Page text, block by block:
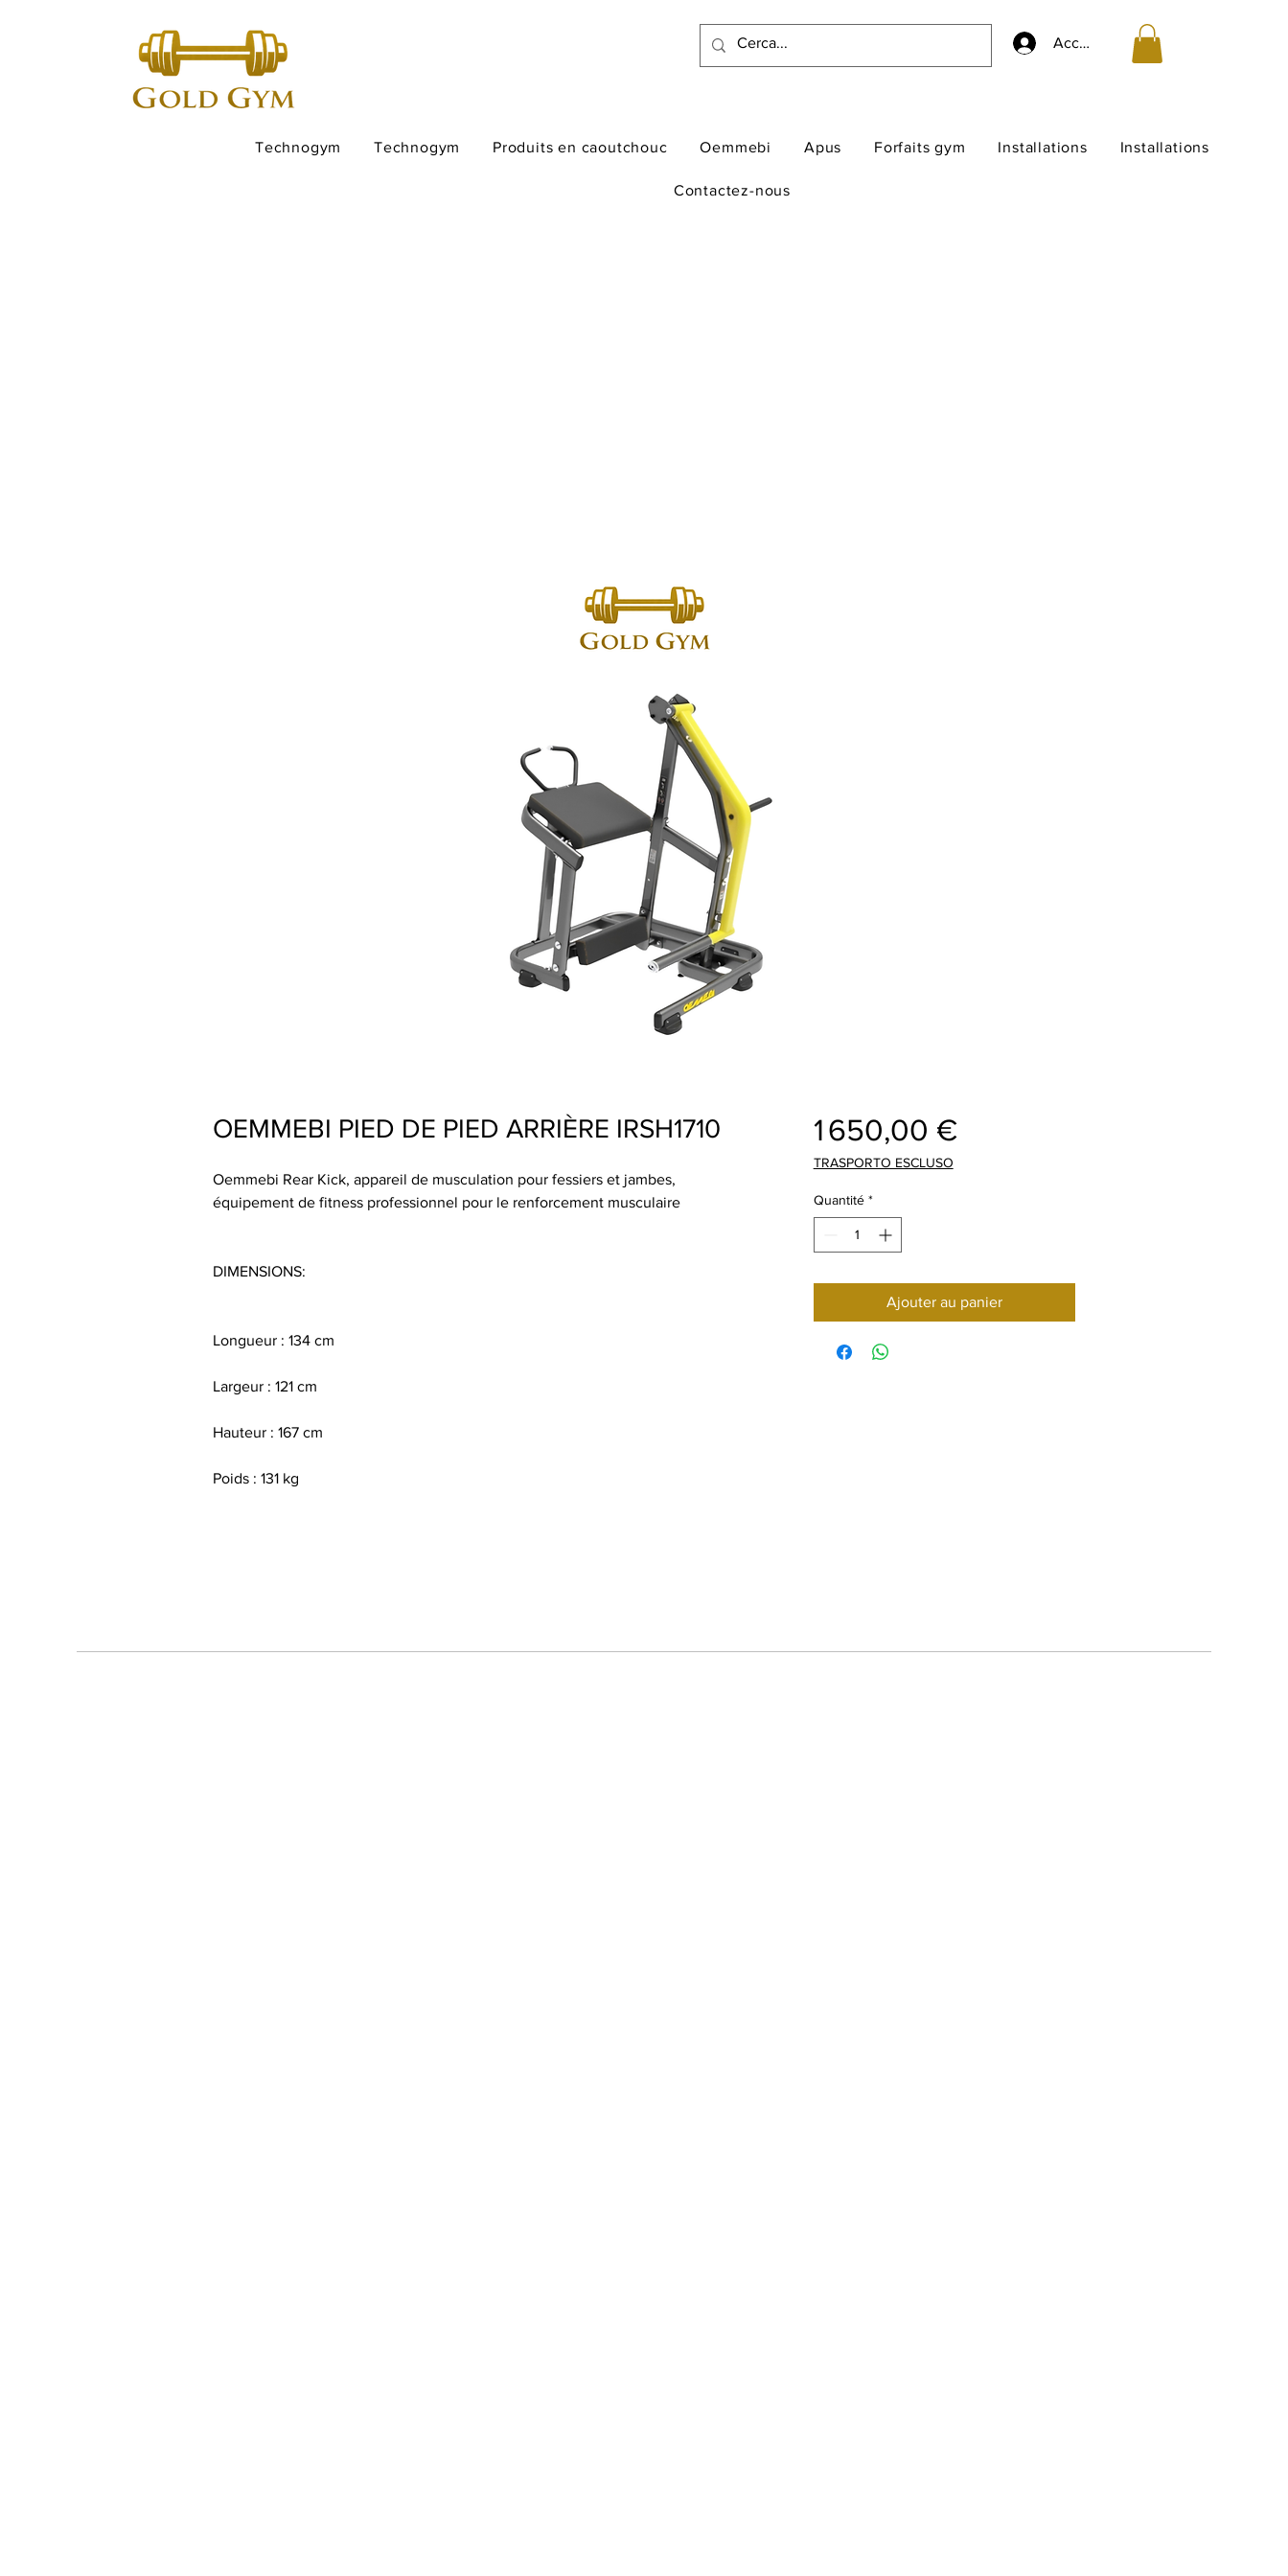
Accedi
Technogym Technogym Produits en caoutchouc Oemmebi Apus Forfaits gym Installations Installations
Contactez-nous
OEMMEBI PIED DE PIED ARRIÈRE IRSH1710
Oemmebi Rear Kick, appareil de musculation pour fessiers et jambes,
équipement de fitness professionnel pour le renforcement musculaire
DIMENSIONS:
Longueur : 134 cm
Largeur : 121 cm
Hauteur : 167 cm
Poids : 131 kg
1 650,00 €Prix
TRASPORTO ESCLUSO
Quantité *
Ajouter au panier